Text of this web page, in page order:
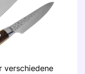
verschiedene